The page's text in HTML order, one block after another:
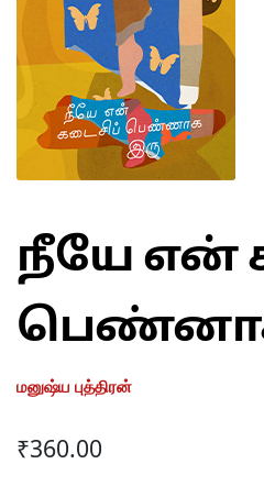
நீயே என்
மனுஷ்ய புத்திரன்
₹360.00